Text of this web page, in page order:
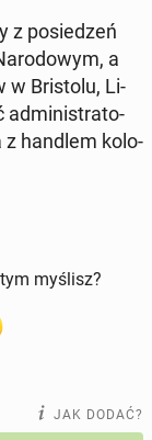
z po­sie­dzeń
a
w Bri­sto­lu, Li­
ad­mi­ni­stra­to­
z handlem ko­lo­
myślisz?
JAK DODAĆ?